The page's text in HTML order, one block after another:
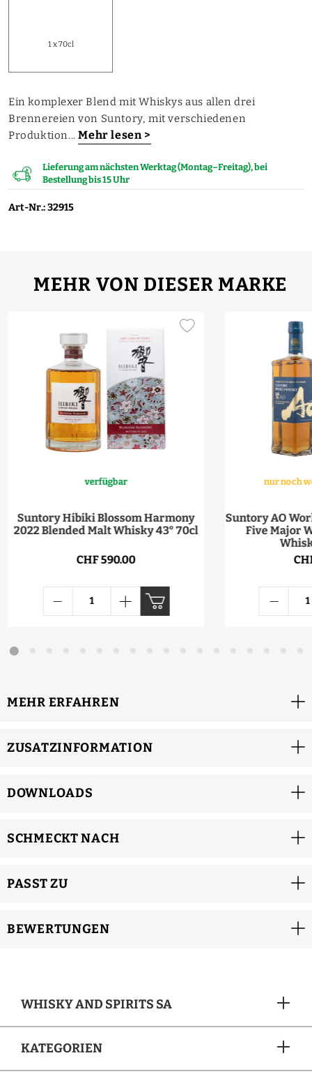
1 x 70cl
Ein komplexer Blend mit Whiskys aus allen drei
Brennereien von Suntory, mit verschiedenen
Produktion... Mehr lesen >
Lieferung am nächsten Werktag (Montag–Freitag), bei
Bestellung bis 15 Uhr
Art-Nr.: 32915
MEHR VON DIESER MARKE
verfügbar
Suntory Hibiki Blossom Harmony
2022 Blended Malt Whisky 43° 70cl
CHF 590.00
nur noch
Suntory AO
Five Major
MEHR ERFAHREN
ZUSATZINFORMATION
DOWNLOADS
SCHMECKT NACH
PASST ZU
BEWERTUNGEN
WHISKY AND SPIRITS SA
KATEGORIEN